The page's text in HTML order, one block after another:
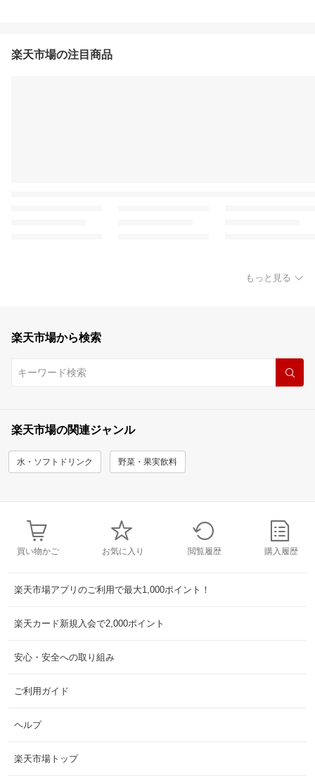
楽天市場の注目商品
もっと見る
楽天市場から検索
楽天市場の関連ジャンル
水・ソフトドリンク 野菜・果実飲料
買い物かご お気に入り 閲覧履歴 購入履歴
楽天市場アプリのご利用で最大1,000ポイント！
楽天カード新規入会で2,000ポイント
安心・安全への取り組み
ご利用ガイド
ヘルプ
楽天市場トップ